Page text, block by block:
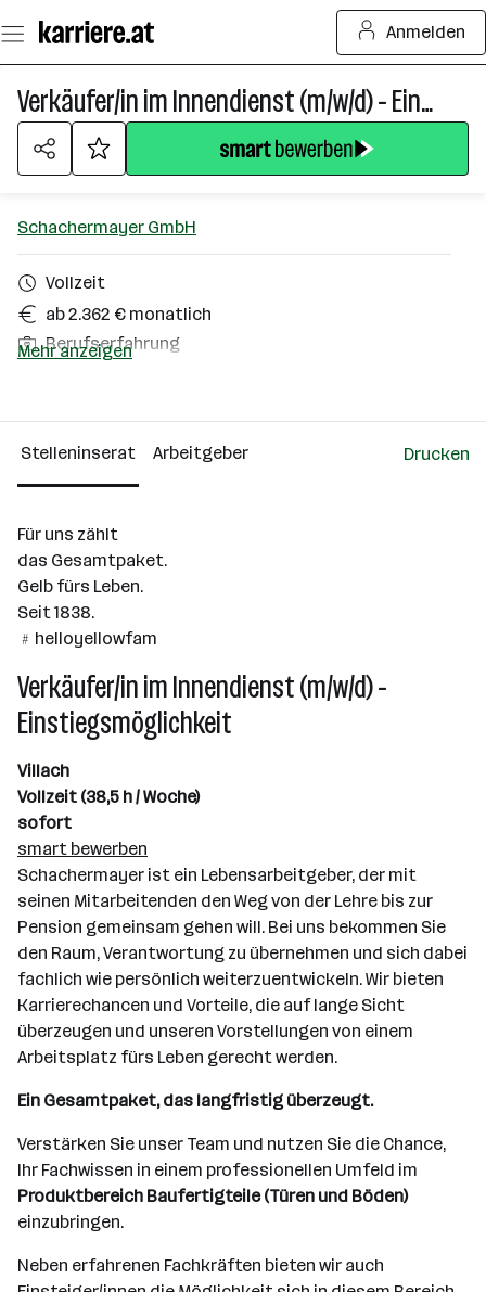
Seiteninhalt
springen
Anmelden
Verkäufer/in im Innendienst (m/w/d) - Einstiegsmöglichkeit
Schachermayer GmbH
Vollzeit
ab 2.362 € monatlich
Berufserfahrung
Über das Unternehmen
501 - 2500 Mitarbeiter*innen
Mehr anzeigen
Stelleninserat Arbeitgeber Drucken
Für uns zählt
das Gesamtpaket.
Gelb fürs Leben.
Seit 1838.
﹟helloyellowfam
Verkäufer/in im Innendienst (m/w/d) -
Einstiegsmöglichkeit
Villach
Vollzeit (38,5 h / Woche)
sofort
smart bewerben
Schachermayer ist ein Lebensarbeitgeber, der mit
seinen Mitarbeitenden den Weg von der Lehre bis zur
Pension gemeinsam gehen will. Bei uns bekommen Sie
den Raum, Verantwortung zu übernehmen und sich dabei
fachlich wie persönlich weiterzuentwickeln. Wir bieten
Karrierechancen und Vorteile, die auf lange Sicht
überzeugen und unseren Vorstellungen von einem
Arbeitsplatz fürs Leben gerecht werden.
Ein Gesamtpaket, das langfristig überzeugt.
Verstärken Sie unser Team und nutzen Sie die Chance,
Ihr Fachwissen in einem professionellen Umfeld im
Produktbereich Baufertigteile (Türen und Böden)
einzubringen.
Neben erfahrenen Fachkräften bieten wir auch